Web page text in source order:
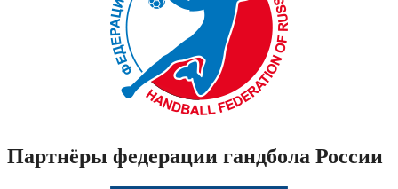
Партнёры федерации гандбола России